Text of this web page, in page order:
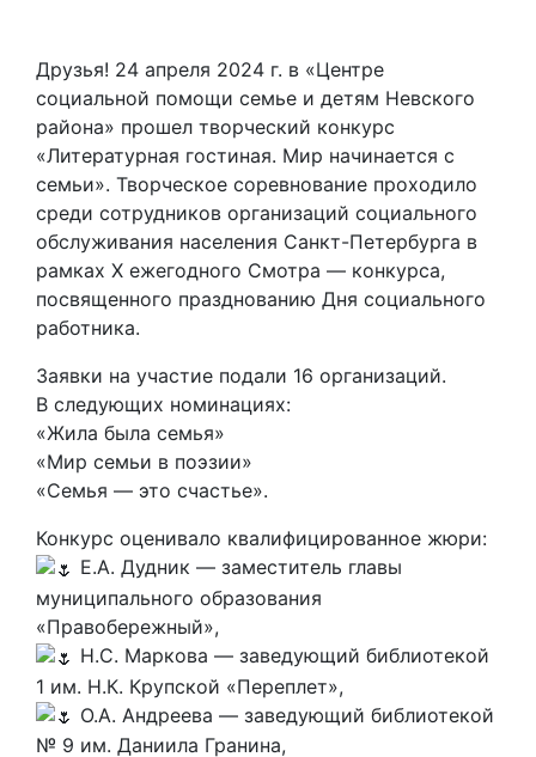
Друзья! 24 апреля 2024 г. в «Центре
социальной помощи семье и детям Невского
района» прошел творческий конкурс
«Литературная гостиная. Мир начинается с
семьи». Творческое соревнование проходило
среди сотрудников организаций социального
обслуживания населения Санкт-Петербурга в
рамках X ежегодного Смотра — конкурса,
посвященного празднованию Дня социального
работника.
Заявки на участие подали 16 организаций.
В следующих номинациях:
«Жила была семья»
«Мир семьи в поэзии»
«Семья — это счастье».
Конкурс оценивало квалифицированное жюри:
Е.А. Дудник — заместитель главы
муниципального образования
«Правобережный»,
Н.С. Маркова — заведующий библиотекой
1 им. Н.К. Крупской «Переплет»,
О.А. Андреева — заведующий библиотекой
№ 9 им. Даниила Гранина,